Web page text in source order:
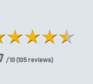
/ 10 (105 reviews)